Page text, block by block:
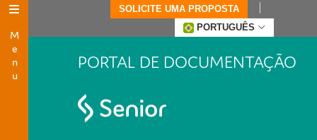
Menu
SOLICITE UMA PROPOSTA
PORTUGUÊS
PORTAL DE DOCUMENTAÇÃO